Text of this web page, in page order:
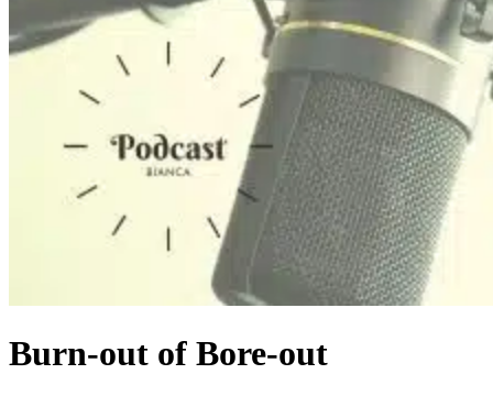
Burn-out of Bore-out